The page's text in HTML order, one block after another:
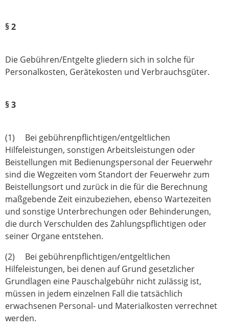
§ 2
Die Gebühren/Entgelte gliedern sich in solche für
Personalkosten, Gerätekosten und Verbrauchsgüter.
§ 3
(1) Bei gebührenpflichtigen/entgeltlichen
Hilfeleistungen, sonstigen Arbeits­leistungen oder
Beistellungen mit Bedienungspersonal der Feuerwehr
sind die Wegzeiten vom Standort der Feuerwehr zum
Beistellungsort und zurück in die für die Berechnung
maßgebende Zeit einzubeziehen, ebenso Wartezeiten
und sonstige Unterbrechungen oder Behinderungen,
die durch Verschulden des Zahlungspflichtigen oder
seiner Organe entstehen.
(2) Bei gebührenpflichtigen/entgeltlichen
Hilfeleistungen, bei denen auf Grund gesetz­licher
Grundlagen eine Pauschalgebühr nicht zulässig ist,
müssen in jedem einzelnen Fall die tatsächlich
erwachsenen Personal- und Materialkosten verrechnet
werden.